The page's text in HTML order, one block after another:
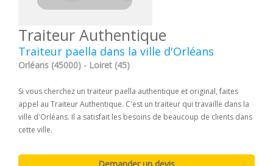
Traiteur Authentique
Traiteur paella dans la ville d'Orléans
Orléans (45000) - Loiret (45)
Si vous cherchez un traiteur paella authentique et original, faites
appel au Traiteur Authentique. C'est un traiteur qui travaille dans la
ville d'Orléans. Il a satisfait les besoins de beaucoup de clients dans
cette ville.